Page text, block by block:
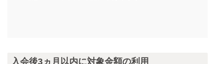
入会後3ヵ月以内に対象金額の利用